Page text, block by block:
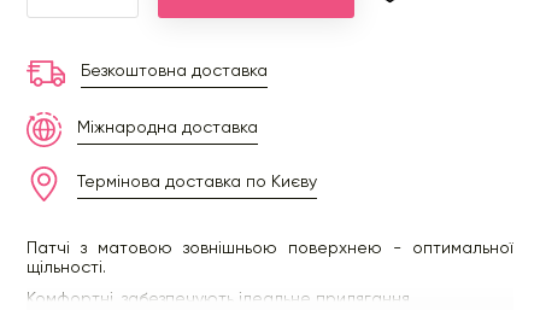
Безкоштовна доставка
Міжнародна доставка
Термінова доставка по Києву
Патчі з матовою зовнішньою поверхнею - оптимальної
щільності.
Комфортні, забезпечують ідеальне прилягання.